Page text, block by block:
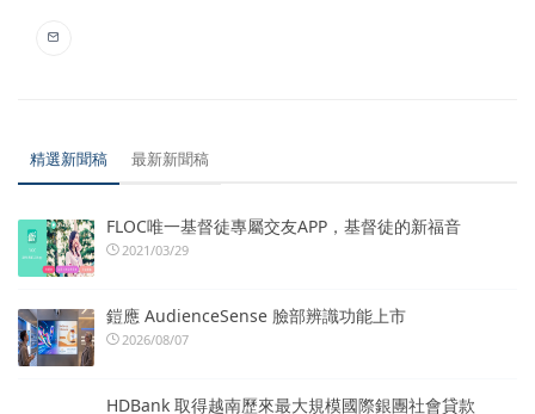
精選新聞稿 最新新聞稿
FLOC唯一基督徒專屬交友APP，基督徒的新福音
2021/03/29
鎧應 AudienceSense 臉部辨識功能上市
2026/08/07
HDBank 取得越南歷來最大規模國際銀團社會貸款